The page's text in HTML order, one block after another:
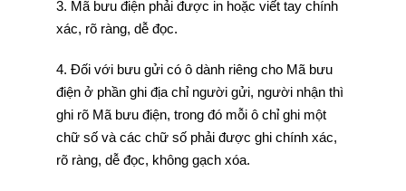
3. Mã bưu điện phải được in hoặc viết tay chính
xác, rõ ràng, dễ đọc.
4. Đối với bưu gửi có ô dành riêng cho Mã bưu
điện ở phần ghi địa chỉ người gửi, người nhận thì
ghi rõ Mã bưu điện, trong đó mỗi ô chỉ ghi một
chữ số và các chữ số phải được ghi chính xác,
rõ ràng, dễ đọc, không gạch xóa.